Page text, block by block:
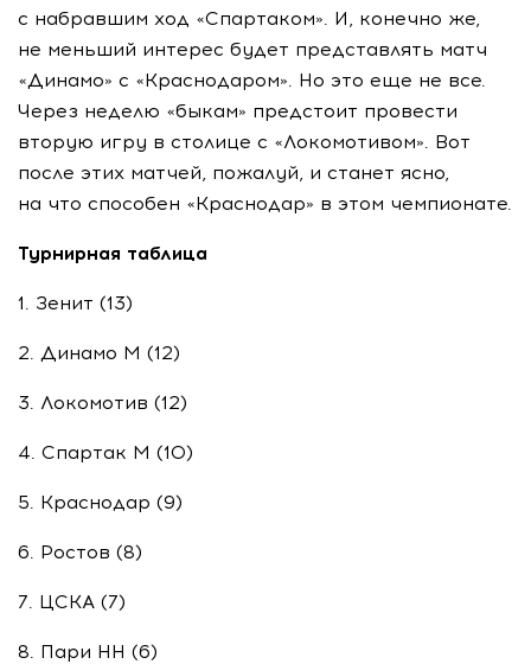
с набравшим ход «Спартаком». И, конечно же,
не меньший интерес будет представлять матч
«Динамо» с «Краснодаром». Но это еще не все.
Через неделю «быкам» предстоит провести
вторую игру в столице с «Локомотивом». Вот
после этих матчей, пожалуй, и станет ясно,
на что способен «Краснодар» в этом чемпионате.
Турнирная таблица
1. Зенит (13)
2. Динамо М (12)
3. Локомотив (12)
4. Спартак М (10)
5. Краснодар (9)
6. Ростов (8)
7. ЦСКА (7)
8. Пари НН (6)